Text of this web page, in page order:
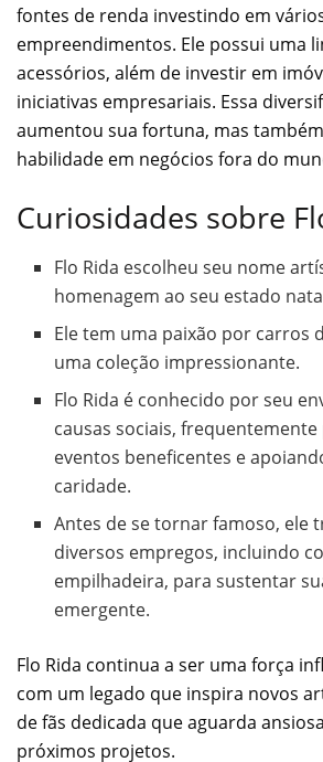
fontes de renda investindo em
empreendimentos. Ele possui uma
acessórios, além de investir em
iniciativas empresariais. Essa
aumentou sua fortuna, mas
habilidade em negócios fora do
Curiosidades sobre
Flo Rida escolheu seu nome
homenagem ao seu estado
Ele tem uma paixão por carros
uma coleção impressionante.
Flo Rida é conhecido por seu
causas sociais,
eventos beneficentes e
caridade.
Antes de se tornar famoso, ele
diversos empregos, incluindo
empilhadeira, para sustentar
emergente.
Flo Rida continua a ser uma força
com um legado que inspira novos
de fãs dedicada que aguarda
próximos projetos.